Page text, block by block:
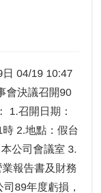
04/19 10:47
會決議召開90
1.召開日期：
2.地點：假台
公司會議室 3.
報告書及財務
89年度虧損，